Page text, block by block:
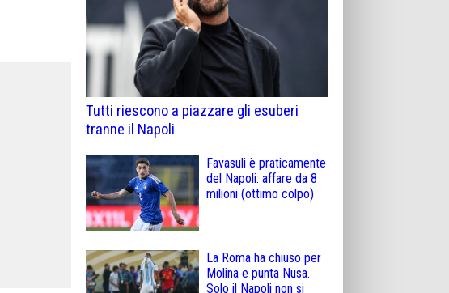
Tutti riescono a piazzare gli esuberi
tranne il Napoli
Favasuli è praticamente
del Napoli: affare da 8
milioni (ottimo colpo)
La Roma ha chiuso per
Molina e punta Nusa.
Solo il Napoli non si